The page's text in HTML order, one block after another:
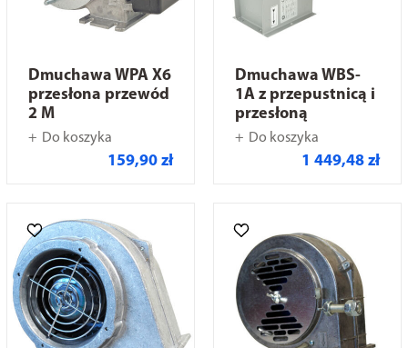
Dmuchawa WPA X6
przesłona przewód
2 M
Do koszyka
159,90 zł
Dmuchawa WBS-
1A z przepustnicą i
przesłoną
Do koszyka
1 449,48 zł